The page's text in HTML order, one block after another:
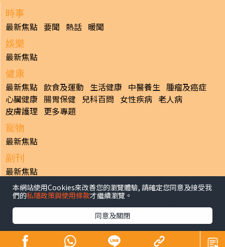
時事
最新焦點 要聞 熱話 暖聞
娛樂
最新焦點
健康
最新焦點 飲食及運動 生活健康 中醫養生 腫瘤及癌症
心臟健康 腸胃保健 兒科百問 女性疾病 老人病
皮膚護理 更多專題
寵物
最新焦點
副刊
最新焦點
日報
揭頁版 港聞 財經/地產 中國/國際
生活副刊
體育 專題/人物
香港經濟日報版權所有©2026
本網站使用Cookies來改善您的瀏覽體驗, 請確定您同意及接受我
們的私隱政策與使用條款才繼續瀏覽。
同意及關閉